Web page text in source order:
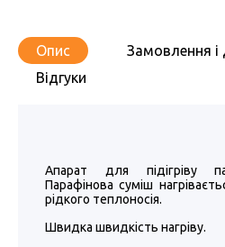
Опис
Замовлення і
Відгуки
Апарат для підігріву
Парафінова суміш
рідкого теплоносія.
Швидка швидкість нагріву.